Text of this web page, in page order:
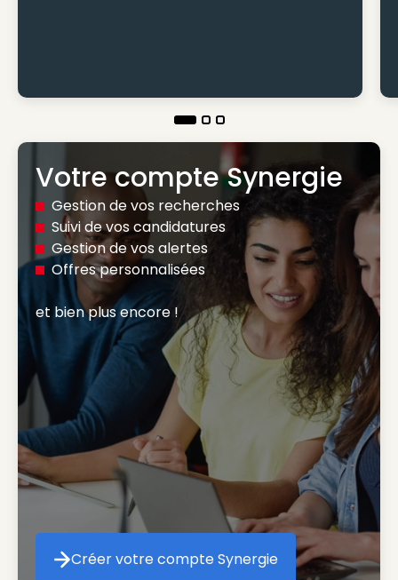
Votre compte Synergie
Gestion de vos recherches
Suivi de vos candidatures
Gestion de vos alertes
Offres personnalisées
et bien plus encore !
Créer votre compte Synergie
Créer votre compte Synergie